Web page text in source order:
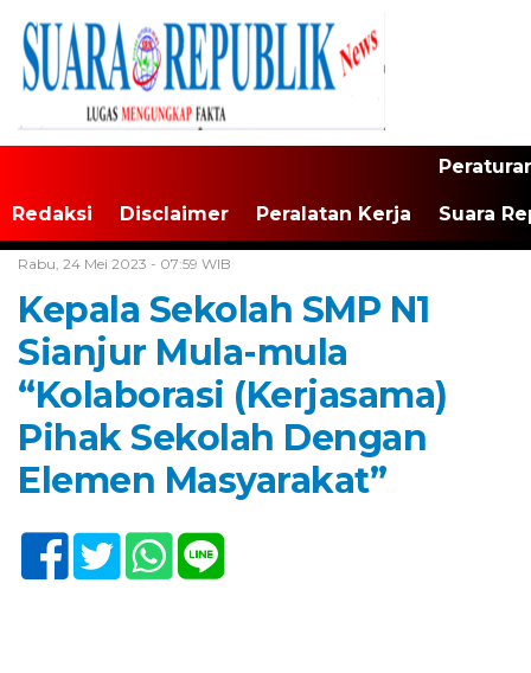
Redaksi Disclaimer Peralatan Kerja Suara
Rabu, 24 Mei 2023 - 07:59 WIB
Kepala Sekolah SMP N1
Sianjur Mula-mula
“Kolaborasi (Kerjasama)
Pihak Sekolah Dengan
Elemen Masyarakat”